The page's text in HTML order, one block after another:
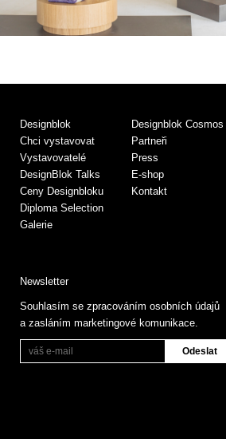
Designblok
Chci vystavovat
Vystavovatelé
DesignBlok Talks
Ceny Designbloku
Diploma Selection
Galerie
Designblok Cosmos
Partneři
Press
E-shop
Kontakt
Newsletter
Souhlasím se zpracováním osobních údajů
a zasláním marketingové komunikace.